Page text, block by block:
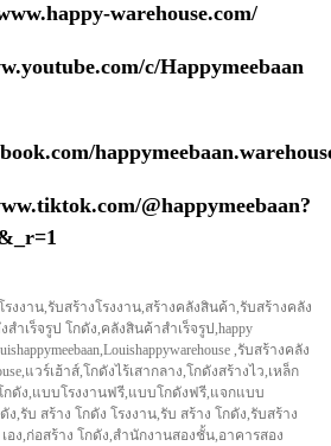
warehouse.com/
c/Happymeebaan
@happymeebaan?
รงงาน,รับสร้างโรงงาน,สร้างคลังสินค้า,รับสร้างคลัง
ำเร็จรูป โกดัง,คลังสินค้าสำเร็จรูป,happy
,รับสร้างคลัง
แวร์เฮ้าส์,โกดังไร้เสากลาง,โกดังสร้างไว,เหล็ก
ดัง,แบบโรงงานฟรี,แบบโกดังฟรี,แจกแบบ
,รับ สร้าง โกดัง โรงงาน,รับ สร้าง โกดัง,รับสร้าง
อง,ก่อสร้าง โกดัง,สำนักงานสองชั้น,อาคารสอง